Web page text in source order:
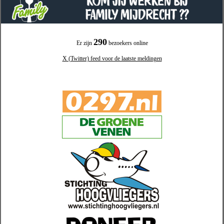
Er zijn 290bezoekers online
X (Twitter) feed voor de laatste meldingen